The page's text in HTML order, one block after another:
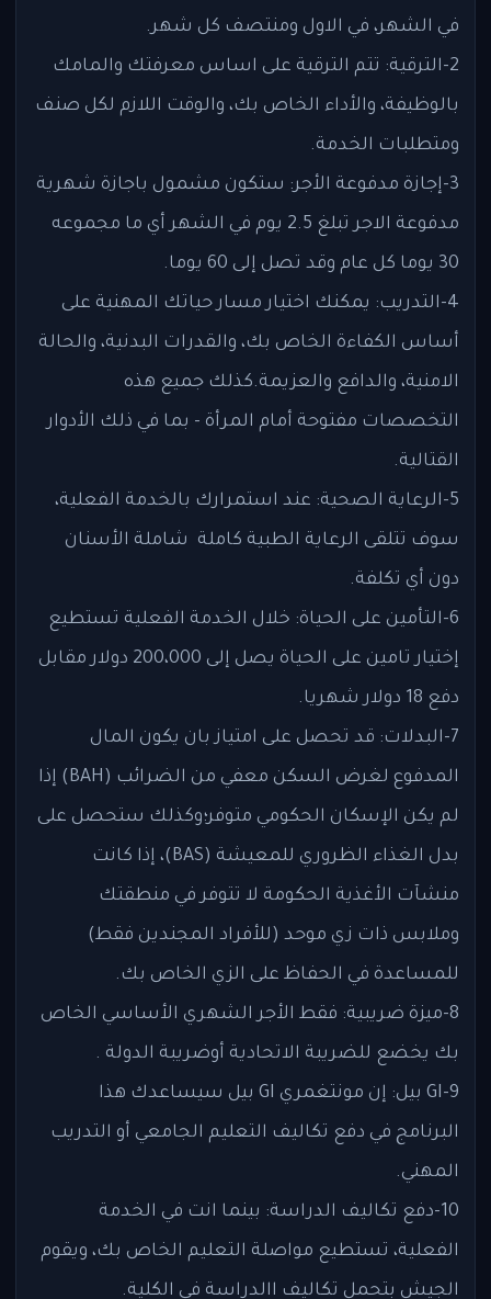
في الشهر، في الاول ومنتصف كل شهر.
2-الترقية: تتم الترقية على اساس معرفتك والمامك
بالوظيفة، والأداء الخاص بك، والوقت اللازم لكل صنف
ومتطلبات الخدمة.
3-إجازة مدفوعة الأجر: ستكون مشمول باجازة شهرية
مدفوعة الاجر تبلغ 2.5 يوم في الشهر أي ما مجموعه
30 يوما كل عام وقد تصل إلى 60 يوما.
4-التدريب: يمكنك اختيار مسار حياتك المهنية على
أساس الكفاءة الخاص بك، والقدرات البدنية، والحالة
الامنية، والدافع والعزيمة.كذلك جميع هذه
التخصصات مفتوحة أمام المرأة - بما في ذلك الأدوار
القتالية.
5-الرعاية الصحية: عند استمرارك بالخدمة الفعلية،
سوف تتلقى الرعاية الطبية كاملة شاملة الأسنان
دون أي تكلفة.
6-التأمين على الحياة: خلال الخدمة الفعلية تستطيع
إختيار تامين على الحياة يصل إلى 200،000 دولار مقابل
دفع 18 دولار شهريا.
7-البدلات: قد تحصل على امتياز بان يكون المال
المدفوع لغرض السكن معفي من الضرائب (BAH) إذا
لم يكن الإسكان الحكومي متوفر؛وكذلك ستحصل على
بدل الغذاء الظروري للمعيشة (BAS)، إذا كانت
منشآت الأغذية الحكومة لا تتوفر في منطقتك
وملابس ذات زي موحد (للأفراد المجندين فقط)
للمساعدة في الحفاظ على الزي الخاص بك.
8-ميزة ضريبية: فقط الأجر الشهري الأساسي الخاص
بك يخضع للضريبة الاتحادية أوضريبة الدولة .
9-GI بيل: إن مونتغمري GI بيل سيساعدك هذا
البرنامج في دفع تكاليف التعليم الجامعي أو التدريب
المهني.
10-دفع تكاليف الدراسة: بينما انت في الخدمة
الفعلية، تستطيع مواصلة التعليم الخاص بك، ويقوم
الجيش بتحمل تكاليف االدراسة في الكلية.